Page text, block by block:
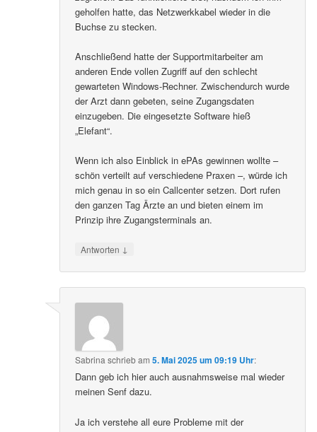
geholfen hatte, das Netzwerkkabel wieder in die
Buchse zu stecken.
Anschließend hatte der Supportmitarbeiter am
anderen Ende vollen Zugriff auf den schlecht
gewarteten Windows-Rechner. Zwischendurch wurde
der Arzt dann gebeten, seine Zugangsdaten
einzugeben. Die eingesetzte Software hieß
„Elefant“.
Wenn ich also Einblick in ePAs gewinnen wollte –
schön verteilt auf verschiedene Praxen –, würde ich
mich genau in so ein Callcenter setzen. Dort rufen
den ganzen Tag Ärzte an und bieten einem im
Prinzip ihre Zugangsterminals an.
Antworten ↓
Sabrinaschriebam5. Mai 2025 um 09:19 Uhr:
Dann geb ich hier auch ausnahmsweise mal wieder
meinen Senf dazu.
Ja ich verstehe all eure Probleme mit der